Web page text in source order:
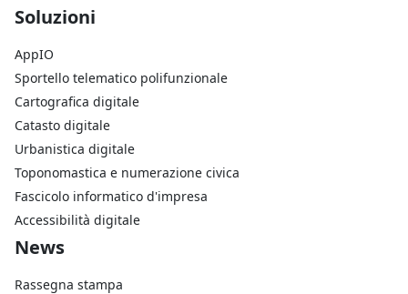
Footer Soluzioni
Soluzioni
AppIO
Sportello telematico polifunzionale
Cartografica digitale
Catasto digitale
Urbanistica digitale
Toponomastica e numerazione civica
Fascicolo informatico d'impresa
Accessibilità digitale
Footer Azienda
News
Rassegna stampa